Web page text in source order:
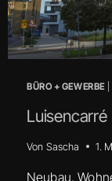
BÜRO + GEWERBE|
Luisencarré
Von Sascha 1.
Neubau,